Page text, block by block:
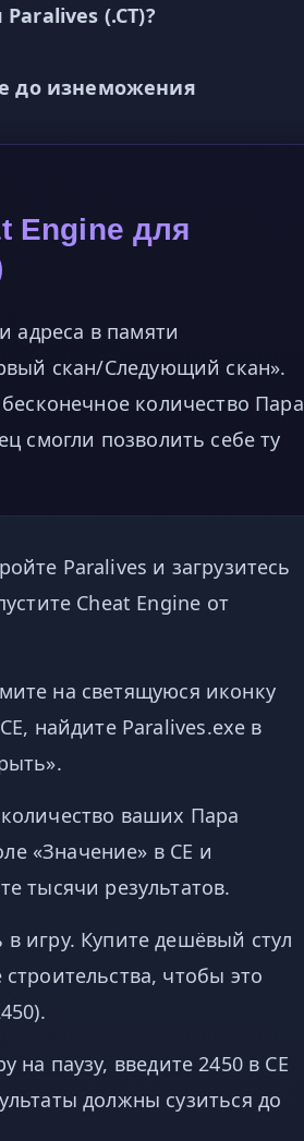
(.CT)?
до изнеможения
Engine для
адреса в памяти
скан/Следующий скан».
количество Пара
смогли позволить себе ту
Paralives и загрузитесь
Cheat Engine от
на светящуюся иконку
найдите Paralives.exe в
ваших Пара
«Значение» в CE и
тысячи результатов.
в игру. Купите дешёвый стул
чтобы это
на паузу, введите 2450 в CE
должны сузиться до